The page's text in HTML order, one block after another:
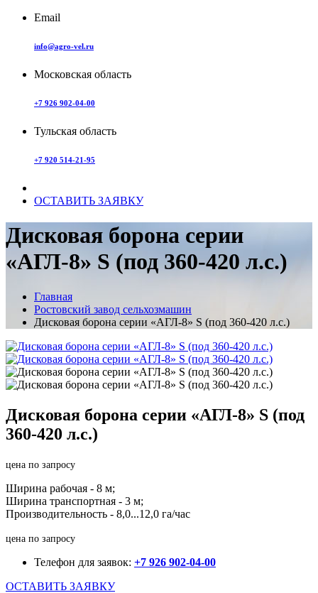
Email
info@agro-vel.ru
Московская область
+7 926 902-04-00
Тульская область
+7 920 514-21-95
ОСТАВИТЬ ЗАЯВКУ
Дисковая борона серии
«АГЛ-8» S (под 360-420 л.с.)
Главная
Ростовский завод сельхозмашин
Дисковая борона серии «АГЛ-8» S (под 360-420 л.с.)
Дисковая борона серии «АГЛ-8» S (под
360-420 л.с.)
цена по запросу
Ширина рабочая - 8 м;
Ширина транспортная - 3 м;
Производительность - 8,0...12,0 га/час
цена по запросу
Телефон для заявок: +7 926 902-04-00
ОСТАВИТЬ ЗАЯВКУ